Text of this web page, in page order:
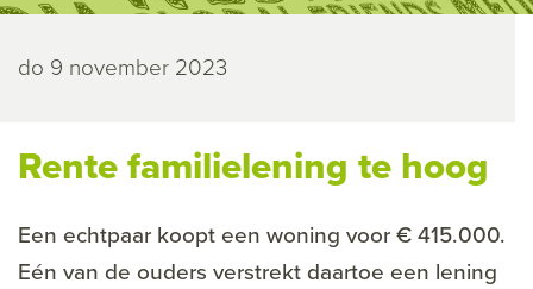
do 9 november 2023
Rente familielening te hoog
Een echtpaar koopt een woning voor € 415.000.
Eén van de ouders verstrekt daartoe een lening